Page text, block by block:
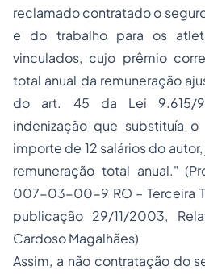
reclamado contratado o
e do trabalho para os
vinculados, cujo prêmio
total anual da remuneração
do art. 45 da Lei 9.615/
indenização que substituía
importe de 12 salários do
remuneração total anual."
007-03-00-9 RO – Terceira
publicação 29/11/2003,
Cardoso Magalhães)
Assim, a não contratação do